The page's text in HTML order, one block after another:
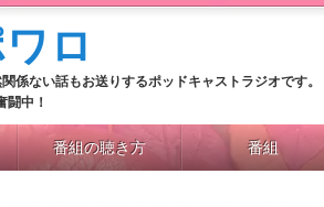
係ない話もお送りするポッドキャストラジオです。
中！
番組の聴き方 番組